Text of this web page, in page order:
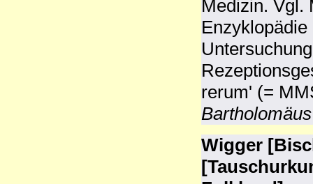
Medizin. Vgl.
rerum' (=
Wigger